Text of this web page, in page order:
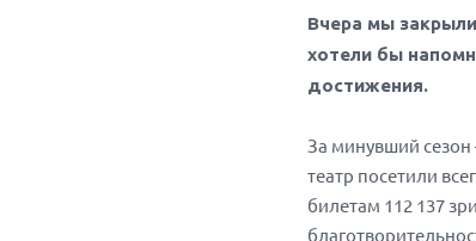
Вчера мы
хотели бы
достижения.
За минувший сезон
театр посетили
билетам 112 137